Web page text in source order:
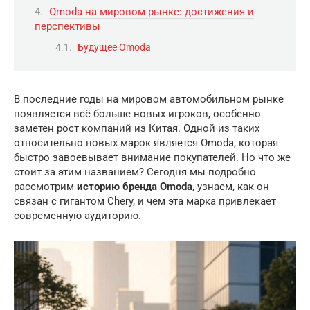
Omoda на мировом рынке: достижения и
перспективы
Будущее Omoda
В последние годы на мировом автомобильном рынке
появляется всё больше новых игроков, особенно
заметен рост компаний из Китая. Одной из таких
относительно новых марок является Omoda, которая
быстро завоевывает внимание покупателей. Но что же
стоит за этим названием? Сегодня мы подробно
рассмотрим историю бренда Omoda, узнаем, как он
связан с гигантом Chery, и чем эта марка привлекает
современную аудиторию.